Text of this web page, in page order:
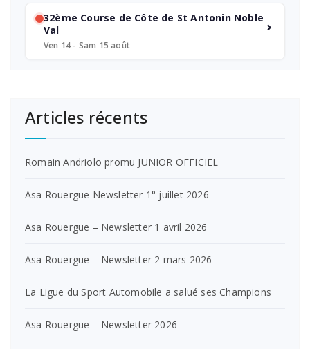
32ème Course de Côte de St Antonin Noble
Val
Ven 14 - Sam 15 août
Articles récents
Romain Andriolo promu JUNIOR OFFICIEL
Asa Rouergue Newsletter 1° juillet 2026
Asa Rouergue – Newsletter 1 avril 2026
Asa Rouergue – Newsletter 2 mars 2026
La Ligue du Sport Automobile a salué ses Champions
Asa Rouergue – Newsletter 2026